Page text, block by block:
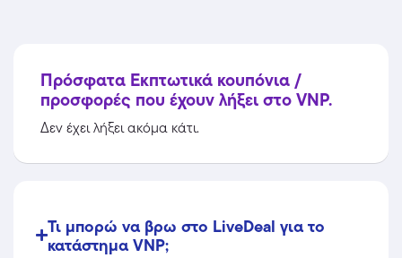
Πρόσφατα Εκπτωτικά κουπόνια /
προσφορές που έχουν λήξει στο VNP.
Δεν έχει λήξει ακόμα κάτι.
Τι μπορώ να βρω στο LiveDeal για το
κατάστημα VNP;